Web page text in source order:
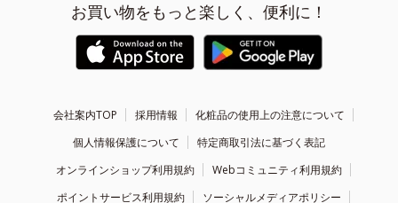
お買い物をもっと楽しく、便利に！
会社案内TOP 採用情報
化粧品の使用上の注意について
個人情報保護について
特定商取引法に基づく表記
オンラインショップ利用規約
Webコミュニティ利用規約
ポイントサービス利用規約
ソーシャルメディアポリシー